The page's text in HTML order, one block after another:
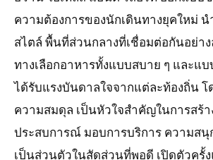
ความต้องการของนักเดินทางยุคใหม่ น
สไตล์ พื้นที่ส่วนกลางที่เชื่อมต่อกันอย่า
ทางเลือกอาหารทั้งแบบสบาย ๆ และแบ
ได้รับแรงบันดาลใจจากแต่ละท้องถิ่น
ความสมดุล เป็นหัวใจสำคัญในการสร้า
ประสบการณ์ มอบการบริการ ความส
เป็นส่วนตัวในสัดส่วนที่พอดี เปิดตัวครั้